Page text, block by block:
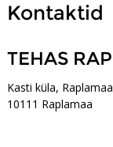
Kontaktid
TEHAS
Kasti küla, Raplamaa
10111 Raplamaa